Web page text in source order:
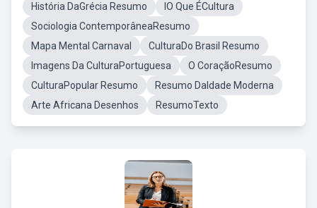
História DaGrécia Resumo
lO Que ÉCultura
Sociologia ContemporâneaResumo
Mapa Mental Carnaval
CulturaDo Brasil Resumo
Imagens Da CulturaPortuguesa
O CoraçãoResumo
CulturaPopular Resumo
Resumo DaIdade Moderna
Arte Africana Desenhos
ResumoTexto